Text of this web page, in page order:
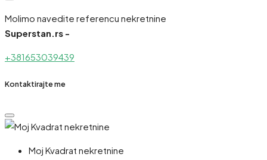
Molimo navedite referencu nekretnine
Superstan.rs -
+381653039439
Kontaktirajte me
Moj Kvadrat nekretnine